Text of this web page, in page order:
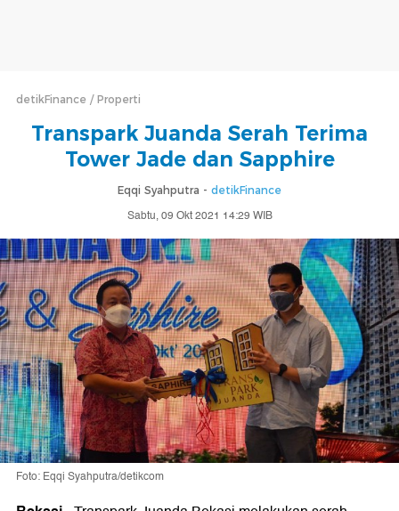
detikFinance Properti
Transpark Juanda Serah Terima
Tower Jade dan Sapphire
Eqqi Syahputra - detikFinance
Sabtu, 09 Okt 2021 14:29 WIB
Foto: Eqqi Syahputra/detikcom